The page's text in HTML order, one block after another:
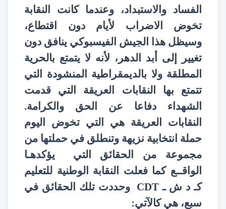
الفساد والاستبداد، وعندما كانت النقابة
تخوض الاضراب لأيام دون اقتطاع،
وسيظل هذا الجيش الفيسبوكي ينافق دون
تغيير إلى أبد الدهر، لأنه لا يتمتع بالحرية
المطلقة ولا بالديمقراطية المنشودة التي
تتمتع بها النقابات العريقة التي قدمت
الشهداء دفاعا عن الحق والكرامة.
النقابات العريقة هي التي تخوض اليوم
حملة انتخابية نزيهة وتنطلق في حملتها من
مجموعة من الحقائق التي يؤكدهـا
الواقــع كما فعلت النقابة الوطنية للتعليم
كـ د ش ـ CDT وحددت تلك الحقائق في
سبع، هي كالآتي: